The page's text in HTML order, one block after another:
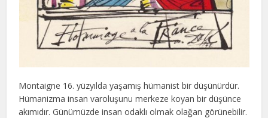
Montaigne 16. yüzyılda yaşamış hümanist bir düşünürdür.
Hümanizma insan varoluşunu merkeze koyan bir düşünce
akımıdır. Günümüzde insan odaklı olmak olağan görünebilir.